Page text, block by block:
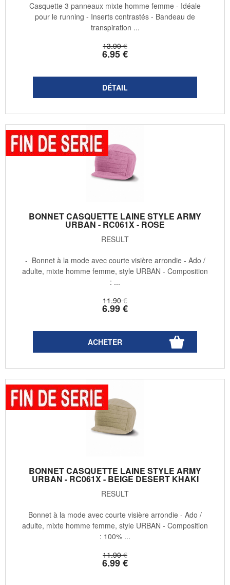
13.90 €
6.95€
Casquette 3 panneaux mixte homme femme - Idéale
pour le running - Inserts contrastés - Bandeau de
transpiration ...
BONNET CASQUETTE LAINE STYLE ARMY
URBAN - RC061X - ROSE
RESULT
11.90 €
6.99€
- Bonnet à la mode avec courte visière arrondie - Ado /
adulte, mixte homme femme, style URBAN - Composition
: ...
BONNET CASQUETTE LAINE STYLE ARMY
URBAN - RC061X - BEIGE DESERT KHAKI
RESULT
11.90 €
6.99€
Bonnet à la mode avec courte visière arrondie - Ado /
adulte, mixte homme femme, style URBAN - Composition
: 100% ...